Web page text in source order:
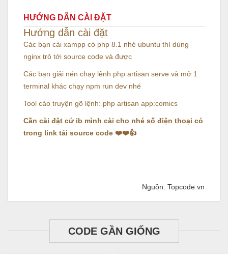
HƯỚNG DẪN CÀI ĐẶT
Hướng dẫn cài đặt
Các bạn cài xampp có php 8.1 nhé ubuntu thì dùng
nginx trỏ tới source code và được
Các bạn giải nén chạy lệnh php artisan serve và mở 1
terminal khác chạy npm run dev nhé
Tool cào truyện gõ lệnh: php artisan app:comics
Cần cài đặt cứ ib mình cài cho nhé số điện thoại có
trong link tải source code ❤️❤️👍
Nguồn: Topcode.vn
CODE GẦN GIỐNG